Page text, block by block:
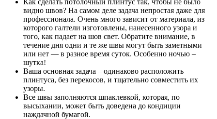
видно швов? На самом деле задача непростая даже для
профессионала. Очень много зависит от материала, из
которого галтели изготовлены, нанесенного узора и
того, как падает на шов свет. Обратите внимание, в
течение дня одни и те же швы могут быть заметными
или нет — в разное время суток. Особенно ночью –
шутка!
Ваша основная задача – одинаково расположить
плинтуса, без перекосов, и тщательно совместить их
узоры.
Все швы заполняются шпаклевкой, которая, по
высыхании, может быть доведена до кондиции
наждачной бумагой.